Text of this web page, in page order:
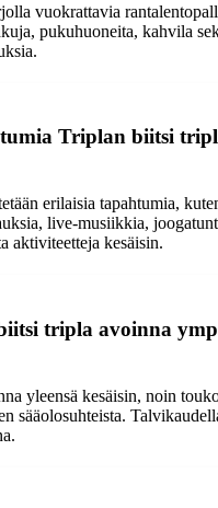
vuokrattavia
pukuhuoneita, kahvila
Triplan biitsi
erilaisia tapahtumia,
live-musiikkia,
aktiviteetteja kesäisin.
tripla avoinna
yleensä kesäisin, noin
sääolosuhteista.